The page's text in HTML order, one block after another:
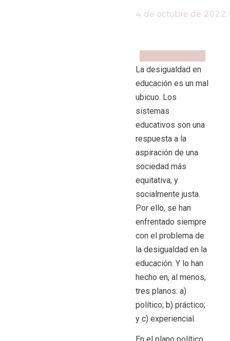
4 de octubre de 2022
Facebook
X
WhatsApp
Copy
La desigualdad en
educación es un mal
ubicuo. Los
sistemas
educativos son una
respuesta a la
aspiración de una
sociedad más
equitativa, y
socialmente justa.
Por ello, se han
enfrentado siempre
con el problema de
la desigualdad en la
educación. Y lo han
hecho en, al menos,
tres planos: a)
político; b) práctico;
y c) experiencial.